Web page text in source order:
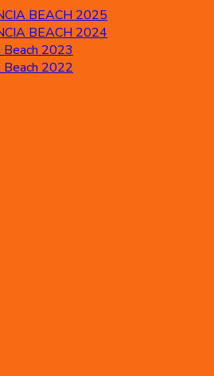
BEACH 2025
BEACH 2024
Beach 2023
Beach 2022